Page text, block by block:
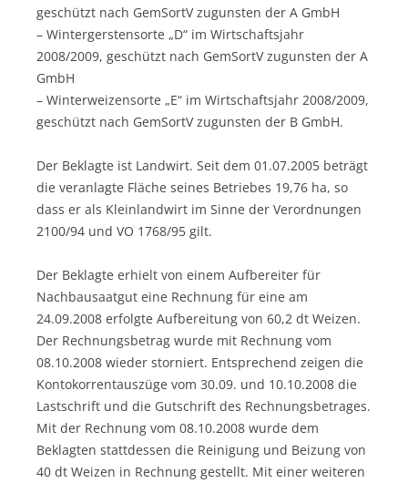
geschützt nach GemSortV zugunsten der A GmbH
– Wintergerstensorte „D“ im Wirtschaftsjahr
2008/2009, geschützt nach GemSortV zugunsten der A
GmbH
– Winterweizensorte „E“ im Wirtschaftsjahr 2008/2009,
geschützt nach GemSortV zugunsten der B GmbH.
Der Beklagte ist Landwirt. Seit dem 01.07.2005 beträgt
die veranlagte Fläche seines Betriebes 19,76 ha, so
dass er als Kleinlandwirt im Sinne der Verordnungen
2100/94 und VO 1768/95 gilt.
Der Beklagte erhielt von einem Aufbereiter für
Nachbausaatgut eine Rechnung für eine am
24.09.2008 erfolgte Aufbereitung von 60,2 dt Weizen.
Der Rechnungsbetrag wurde mit Rechnung vom
08.10.2008 wieder storniert. Entsprechend zeigen die
Kontokorrentauszüge vom 30.09. und 10.10.2008 die
Lastschrift und die Gutschrift des Rechnungsbetrages.
Mit der Rechnung vom 08.10.2008 wurde dem
Beklagten stattdessen die Reinigung und Beizung von
40 dt Weizen in Rechnung gestellt. Mit einer weiteren